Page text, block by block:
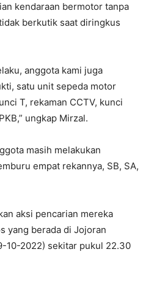
kendaraan bermotor tanpa
berkutik saat diringkus
anggota kami juga
satu unit sepeda motor
T, rekaman CCTV, kunci
ungkap Mirzal.
masih melakukan
empat rekannya, SB, SA,
aksi pencarian mereka
yang berada di Jojoran
10-2022) sekitar pukul 22.30